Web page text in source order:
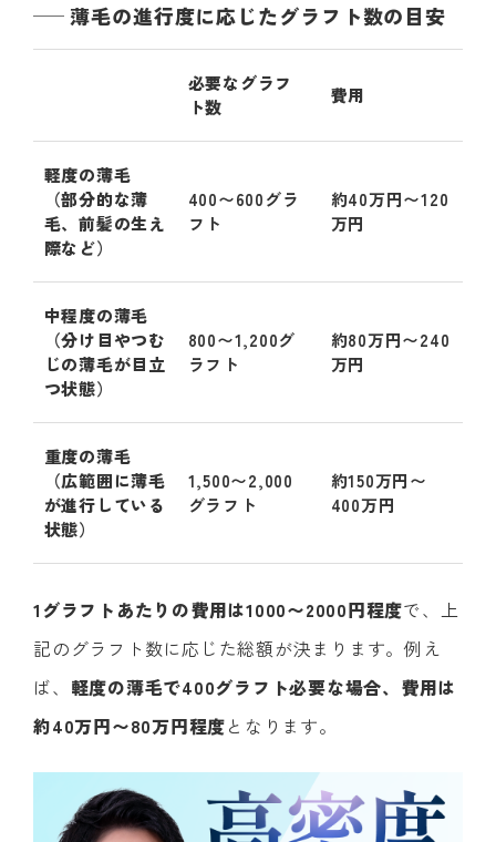
薄毛の進行度に応じたグラフト数の目安
必要なグラフ
ト数
費用
軽度の薄毛
（部分的な薄
毛、前髪の生え
際など）
400〜600グラ
フト
約40万円〜120
万円
中程度の薄毛
（分け目やつむ
じの薄毛が目立
つ状態）
800〜1,200グ
ラフト
約80万円〜240
万円
重度の薄毛
（広範囲に薄毛
が進行している
状態）
1,500〜2,000
グラフト
約150万円〜
400万円
1グラフトあたりの費用は1000〜2000円程度で、上
記のグラフト数に応じた総額が決まります。例え
ば、 軽度の薄毛で400グラフト必要な場合、費用は
約40万円〜80万円程度となります。